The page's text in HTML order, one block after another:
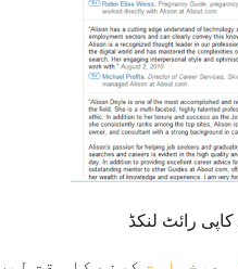
رائٹ لنکڈ